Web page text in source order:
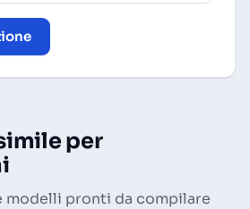
per
pronti da compilare